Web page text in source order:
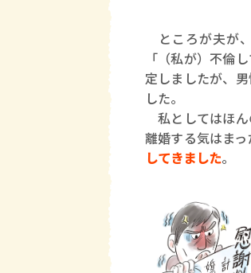
ところが夫が
「（私が）不倫
定しましたが、
した。
私としてはほん
離婚する気はま
してきました。